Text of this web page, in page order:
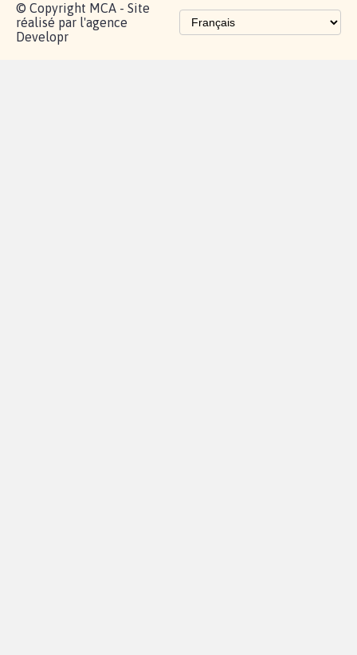
© Copyright MCA - Site
réalisé par l'agence
Developr